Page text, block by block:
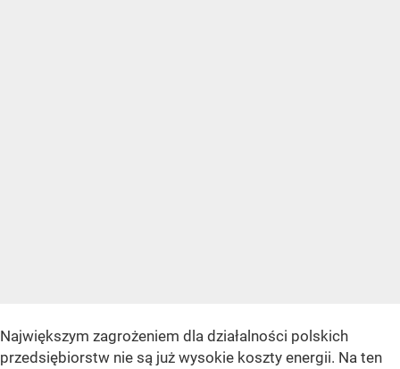
Największym zagrożeniem dla działalności polskich
przedsiębiorstw nie są już wysokie koszty energii. Na ten